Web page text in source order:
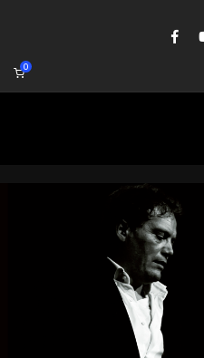
0
BIOGRAFIE
GITAARWORKSHOP
BANDCOACHING